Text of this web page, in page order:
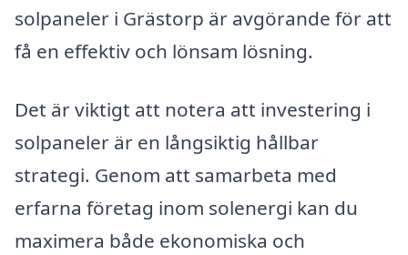
solpaneler i Grästorp är avgörande för att
få en effektiv och lönsam lösning.
Det är viktigt att notera att investering i
solpaneler är en långsiktig hållbar
strategi. Genom att samarbeta med
erfarna företag inom solenergi kan du
maximera både ekonomiska och